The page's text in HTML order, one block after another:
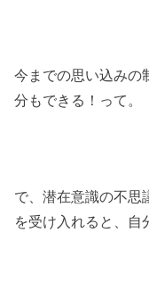
今までの思い込みの
分もできる！って。
で、潜在意識の不思
を受け入れると、自